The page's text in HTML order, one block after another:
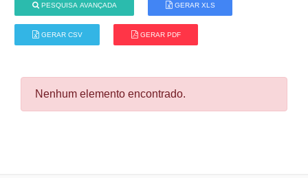
PESQUISA AVANÇADA GERAR XLS
GERAR CSV GERAR PDF
Nenhum elemento encontrado.